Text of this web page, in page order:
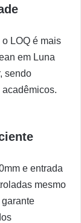
LOQ é mais
em Luna
sendo
e entrada
mesmo